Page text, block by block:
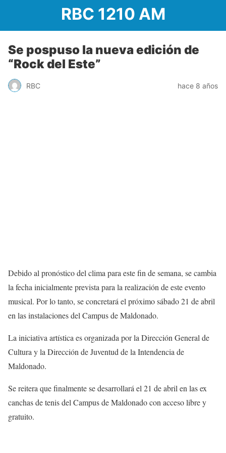
RBC 1210 AM
Se pospuso la nueva edición de
“Rock del Este”
RBC hace 8 años
Debido al pronóstico del clima para este fin de semana, se cambia
la fecha inicialmente prevista para la realización de este evento
musical. Por lo tanto, se concretará el próximo sábado 21 de abril
en las instalaciones del Campus de Maldonado.
La iniciativa artística es organizada por la Dirección General de
Cultura y la Dirección de Juventud de la Intendencia de
Maldonado.
Se reitera que finalmente se desarrollará el 21 de abril en las ex
canchas de tenis del Campus de Maldonado con acceso libre y
gratuito.